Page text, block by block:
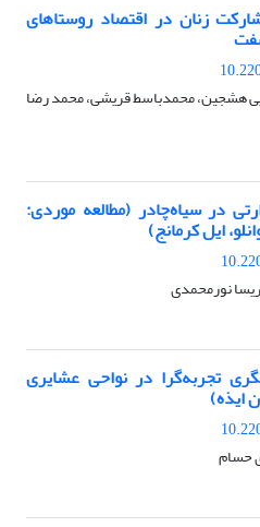
زنان در اقتصاد روستاهای
هشجین، محمدباسط قریشی، محمد رضا
در سیاه‌چادر (مطالعه موردی:
ایل کرمانج)
نورمحمدی
تجربه‌گرا در نواحی عشایری
ایذه)
حسام